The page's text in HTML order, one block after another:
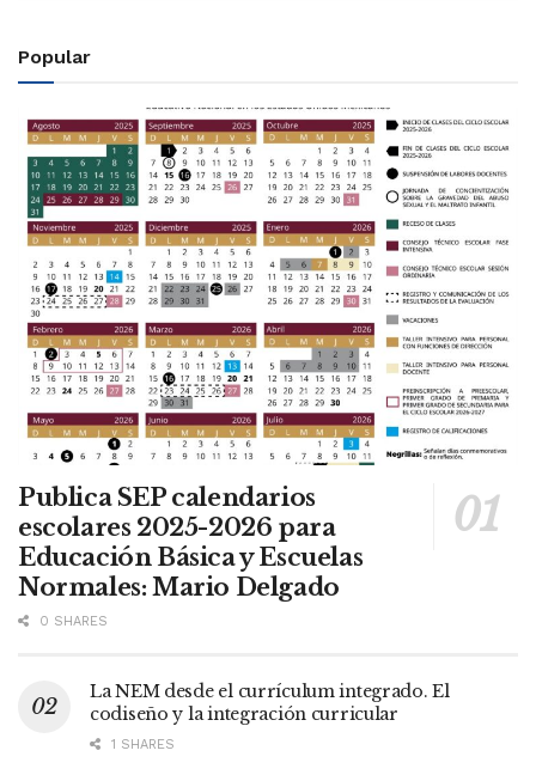
Popular
Publica SEP calendarios
escolares 2025-2026 para
Educación Básica y Escuelas
Normales: Mario Delgado
0 SHARES
La NEM desde el currículum integrado. El
codiseño y la integración curricular
1 SHARES